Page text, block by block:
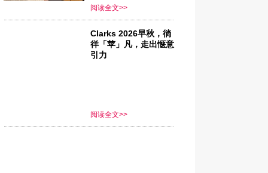
阅读全文>>
Clarks 2026早秋，徜
徉「苹」凡，走出惬意
引力
阅读全文>>